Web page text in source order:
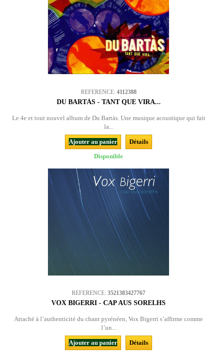
REFERENCE: 4112388
DU BARTÀS - TANT QUE VIRA...
Le 4e et tout nouvel album de Du Bartàs. Une musique acoustique qui fait
la...
Ajouter au panier
Détails
Disponible
REFERENCE: 3521383427767
VOX BIGERRI - CAP AUS SORELHS
Attaché à l’authenticité du chant pyrénéen, Vox Bigerri s’affirme comme
l’un...
Ajouter au panier
Détails